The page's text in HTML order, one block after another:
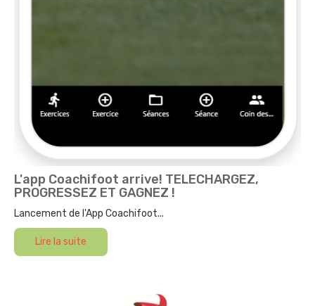
L'app Coachifoot arrive! TELECHARGEZ,
PROGRESSEZ ET GAGNEZ !
Lancement de l'App Coachifoot...
Lire la suite